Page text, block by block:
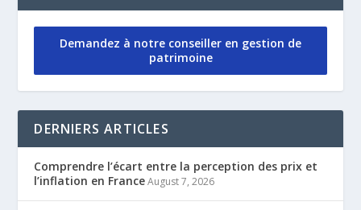
Demandez à notre conseiller en gestion de
patrimoine
DERNIERS ARTICLES
Comprendre l’écart entre la perception des prix et
l’inflation en France August 7, 2026